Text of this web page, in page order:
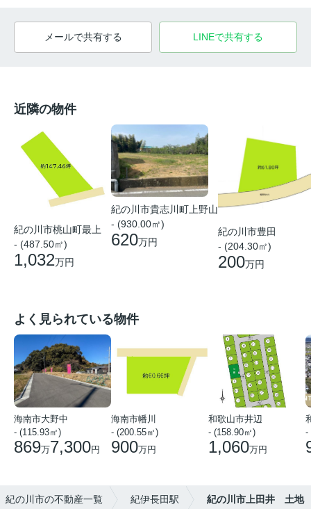
メールで共有する LINEで共有する
近隣の物件
紀の川市桃山町最上
- (487.50㎡)
1,032万円
紀の川市貴志川町上野山
- (930.00㎡)
620万円
紀の川市豊田
- (204.30㎡)
200万円
よく見られている物件
海南市大野中
- (115.93㎡)
869万7,300円
海南市幡川
- (200.55㎡)
900万円
和歌山市井辺
- (158.90㎡)
1,060万円
-
紀の川市の不動産一覧 紀伊長田駅 紀の川市上田井 土地